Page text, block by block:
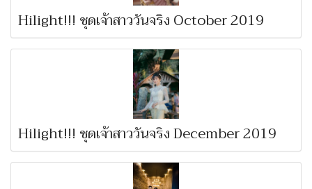
Hilight!!! ชุดเจ้าสาววันจริง October 2019
Hilight!!! ชุดเจ้าสาววันจริง December 2019